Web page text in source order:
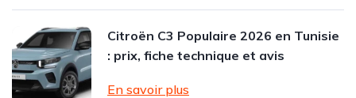
Citroën C3 Populaire 2026 en Tunisie
: prix, fiche technique et avis
En savoir plus